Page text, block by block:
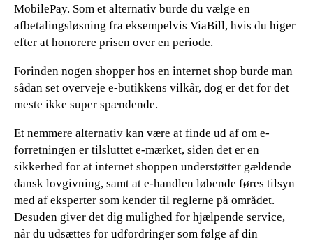
MobilePay. Som et alternativ burde du vælge en
afbetalingsløsning fra eksempelvis ViaBill, hvis du higer
efter at honorere prisen over en periode.
Forinden nogen shopper hos en internet shop burde man
sådan set overveje e-butikkens vilkår, dog er det for det
meste ikke super spændende.
Et nemmere alternativ kan være at finde ud af om e-
forretningen er tilsluttet e-mærket, siden det er en
sikkerhed for at internet shoppen understøtter gældende
dansk lovgivning, samt at e-handlen løbende føres tilsyn
med af eksperter som kender til reglerne på området.
Desuden giver det dig mulighed for hjælpende service,
når du udsættes for udfordringer som følge af din